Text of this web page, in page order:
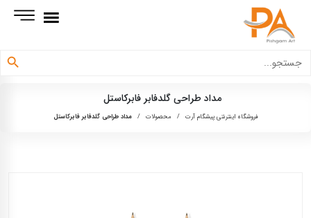
برای:
دکمه جستجو
مداد طراحی گلدفابر فابرکاستل
فروشگاه اینترنتی پیشگام آرت / محصولات / مداد طراحی گلدفابر فابرکاستل